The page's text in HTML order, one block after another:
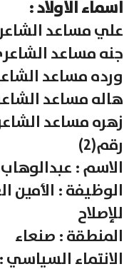
اسماء الاولاد :
علي مساعد
جنه مساعد
ورده مساعد
هاله مساعد
زهره مساعد
رقم(2)
الاسم :
الوظيفة : الأمين
للإصلاح
المنطقة : صنعاء
الانتماء السياسي